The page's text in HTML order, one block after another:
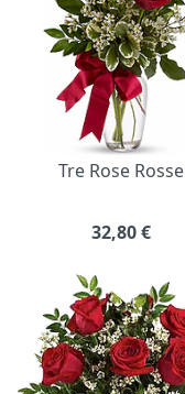
Tre Rose Rosse
32,80€